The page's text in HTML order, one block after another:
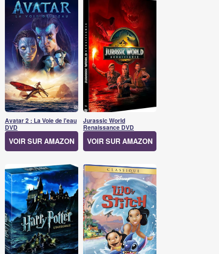
Avatar 2 : La Voie de l'eau
DVD
VOIR SUR AMAZON
Jurassic World
Renaissance DVD
VOIR SUR AMAZON